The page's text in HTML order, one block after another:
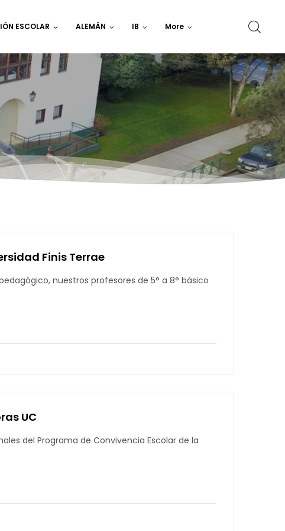
ESCOLAR ALEMÁN IB More
Finis Terrae
nuestros profesores de 5° a 8° básico
UC
del Programa de Convivencia Escolar de la